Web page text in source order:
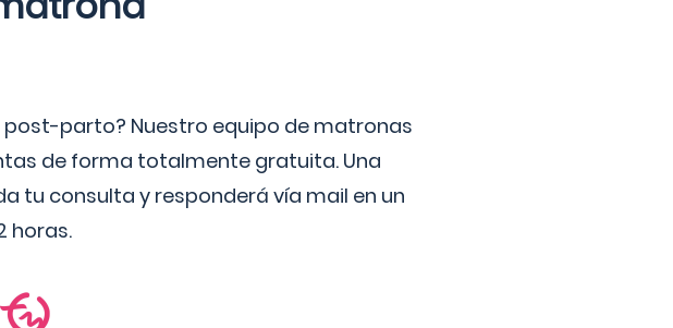
parto? Nuestro equipo de matronas
de forma totalmente gratuita. Una
tu consulta y responderá vía mail en un
horas.